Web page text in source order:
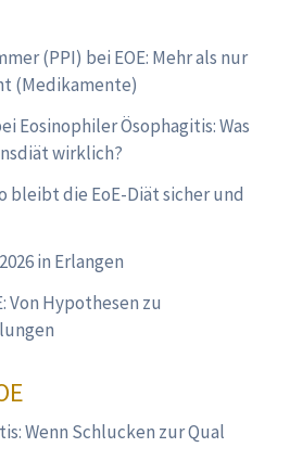
(PPI) bei EOE: Mehr als nur
(Medikamente)
Eosinophiler Ösophagitis: Was
wirklich?
bleibt die EoE-Diät sicher und
in Erlangen
Von Hypothesen zu
Wenn Schlucken zur Qual